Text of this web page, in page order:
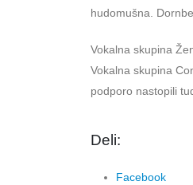
hudomušna.
Vokalna skupina
Vokalna skupina
podporo nastopili
Deli:
Facebook